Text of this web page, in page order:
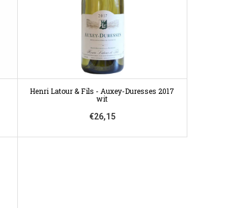
Henri Latour & Fils - Auxey-Duresses 2017
wit
€26,15